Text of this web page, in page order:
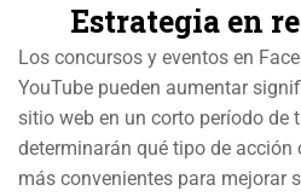
Estrategia en
Los concursos y eventos en
YouTube pueden aumentar
sitio web en un corto período de
determinarán qué tipo de acción
más convenientes para mejorar